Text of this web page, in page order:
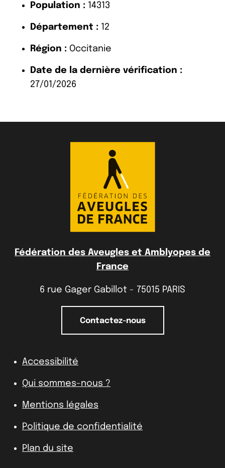
Population : 14313
Département : 12
Région : Occitanie
Date de la dernière vérification :
27/01/2026
Fédération des Aveugles et Amblyopes de
France
6 rue Gager Gabillot - 75015 PARIS
Contactez-nous
Accessibilité
Qui sommes-nous ?
Mentions légales
Politique de confidentialité
Plan du site